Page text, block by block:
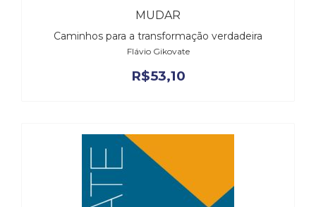
MUDAR
Caminhos para a transformação verdadeira
Flávio Gikovate
R$53,10